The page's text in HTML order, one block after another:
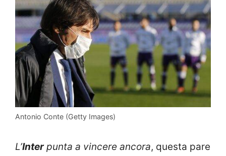
Antonio Conte (Getty Images)
L’Interpunta a vincere ancora, questa pare